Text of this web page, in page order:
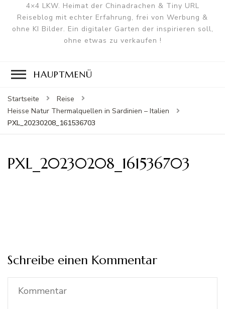
4×4 LKW. Heimat der Chinadrachen & Tiny URL
Reiseblog mit echter Erfahrung, frei von Werbung &
ohne KI Bilder. Ein digitaler Garten der inspirieren soll,
ohne etwas zu verkaufen !
HAUPTMENÜ
Startseite
Reise
Heisse Natur Thermalquellen in Sardinien – Italien
PXL_20230208_161536703
PXL_20230208_161536703
Schreibe einen Kommentar